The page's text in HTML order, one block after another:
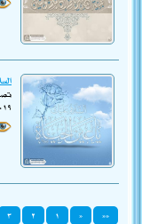
««
« ١ ٢ ٣